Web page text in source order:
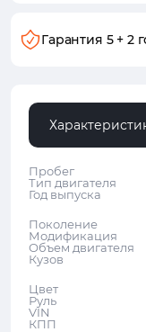
Гарантия 5 + 2
Пробег
Тип двигателя
Год выпуска
Поколение
Модификация
Объем двигателя
Кузов
Цвет
Руль
VIN
КПП